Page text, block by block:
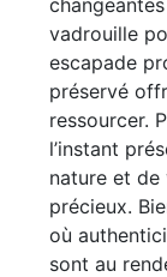
vadrouille
escapade
préservé
ressourcer.
l’instant
nature et de
précieux.
où
sont au